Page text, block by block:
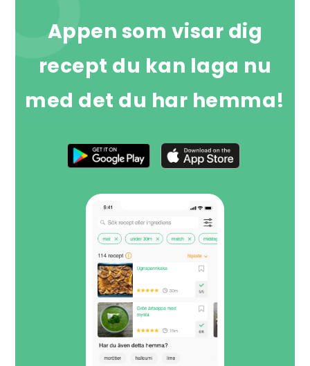
Appen som visar dig
recept du kan laga nu
med det du har hemma!